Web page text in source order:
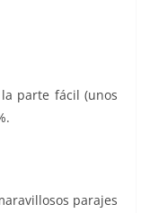
parte fácil (unos
parajes